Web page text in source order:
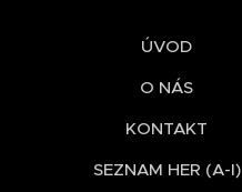
ÚVOD
O NÁS
KONTAKT
SEZNAM HER (A-I)